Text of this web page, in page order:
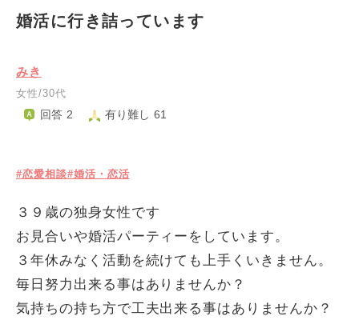
婚活に行き詰っています
みき
女性/30代
回答 2 有り難し 61
#恋愛相談#婚活・恋活
３９歳の独身女性です
お見合いや婚活パーティーをしています。
３年休みなく活動を続けても上手くいきません。
毎日努力出来る事はありませんか？
気持ちの持ち方で工夫出来る事はありませんか？